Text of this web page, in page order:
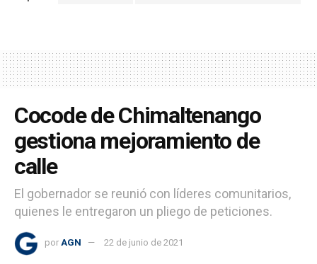
Cocode de Chimaltenango
gestiona mejoramiento de
calle
El gobernador se reunió con líderes comunitarios,
quienes le entregaron un pliego de peticiones.
por AGN 22 de junio de 2021